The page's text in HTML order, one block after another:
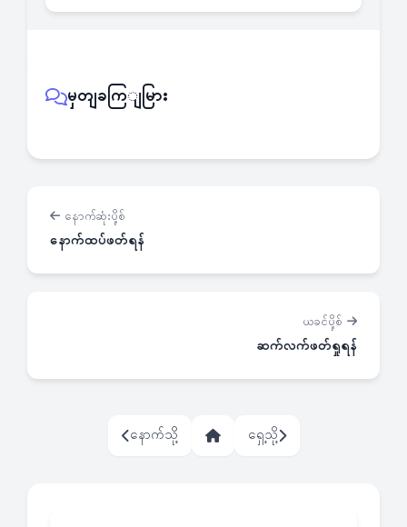
မှတျခကြျမြား
နောက်ဆုံးပို့စ်
နောက်ထပ်ဖတ်ရန်
ယခင်ပို့စ်
ဆက်လက်ဖတ်ရှုရန်
နောက်သို့ ရှေ့သို့